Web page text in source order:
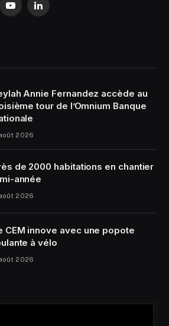
YouTubeLinkedIn
Annie Fernandez accède au
tour de l’Omnium Banque
2026
de 2000 habitations en chantier
année
2026
CEM innove avec une popote
à vélo
2026